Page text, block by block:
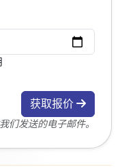
获取报价
们发送的电子邮件。